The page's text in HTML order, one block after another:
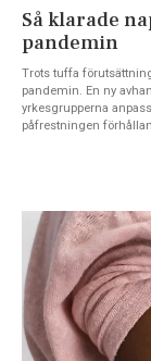
Så klarade
pandemin
Trots tuffa
pandemin. En ny
yrkesgrupperna
påfrestningen